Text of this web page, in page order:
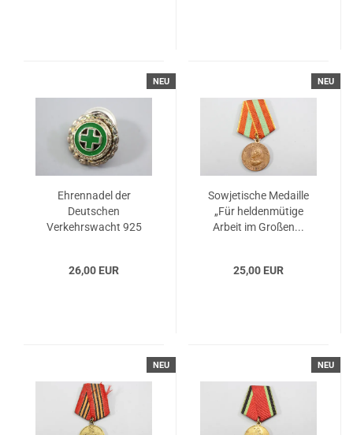
NEU
Ehrennadel der
Deutschen
Verkehrswacht 925
26,00 EUR
NEU
Sowjetische Medaille
„Für heldenmütige
Arbeit im Großen...
25,00 EUR
NEU NEU